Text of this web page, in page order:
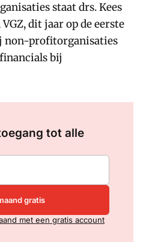
staat drs. Kees
dit jaar op de eerste
non-profitorganisaties
bij
tot alle
gratis
met een gratis account